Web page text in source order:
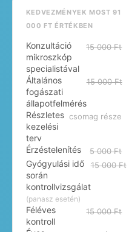
KEDVEZMÉNYEK MOST 91
000 FT ÉRTÉKBEN
Konzultáció
mikroszkóp
specialistával
15 000 Ft
Általános
fogászati
állapotfelmérés
15 000 Ft
Részletes
kezelési
terv
csomag része
Érzéstelenítés 5 000 Ft
Gyógyulási idő
során
kontrollvizsgálat
(panasz esetén)
15 000 Ft
Féléves
kontroll
15 000 Ft